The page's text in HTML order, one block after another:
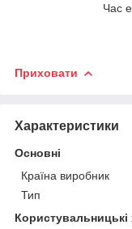
Час
Приховати
Характеристики
Основні
Країна виробник
Тип
Користувальницькі